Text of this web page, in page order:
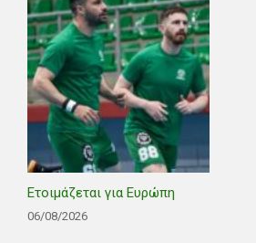
Ετοιμάζεται για Ευρώπη
06/08/2026